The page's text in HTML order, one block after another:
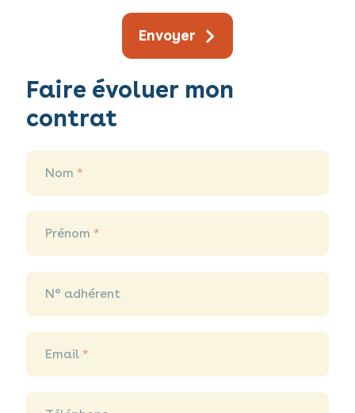
Envoyer
Faire
évoluer
mon
Faire évoluer mon
contrat
Nom*
Prénom*
N° adhérent
Email*